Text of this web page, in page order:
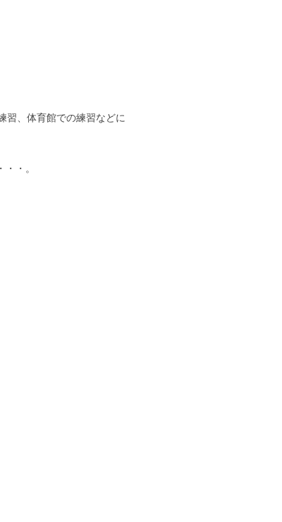
習、体育館での練習などに
・。